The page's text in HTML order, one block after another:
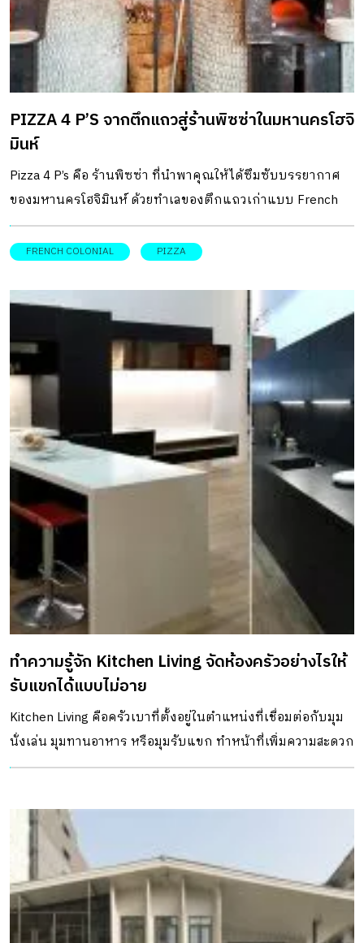
PIZZA 4 P’S จากตึกแถวสู่ร้านพิซซ่าในมหานครโฮจิ
มินห์
Pizza 4 P’s คือ ร้านพิซซ่า ที่นำพาคุณให้ได้ซึมซับบรรยากาศ
ของมหานครโฮจิมินห์ ด้วยทำเลของตึกแถวเก่าแบบ French
Colonial ในย่านตลาดเก่าแก่
FRENCH COLONIAL PIZZA
ทำความรู้จัก Kitchen Living จัดห้องครัวอย่างไรให้
รับแขกได้แบบไม่อาย
Kitchen Living คือครัวเบาที่ตั้งอยู่ในตำแหน่งที่เชื่อมต่อกับมุม
นั่งเล่น มุมทานอาหาร หรือมุมรับแขก ทำหน้าที่เพิ่มความสะดวก
ให้กับไลฟ์สไตล์